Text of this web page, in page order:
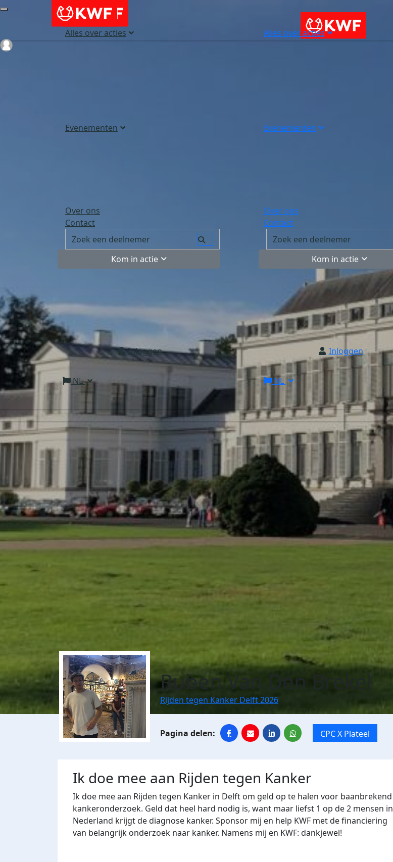
Alles over acties
Evenementen
Over ons
Contact
Kom in actie
Inloggen
NL
Alles over acties
Evenementen
Over ons
Contact
Kom in actie
Inloggen
NL
Ruben Van Den Brekel
Rijden tegen Kanker Delft 2026
CPC X Plateel
Ik doe mee aan Rijden tegen Kanker
Ik doe mee aan Rijden tegen Kanker in Delft om geld op te halen voor baanbrekend
kankeronderzoek. Geld dat heel hard nodig is, want maar liefst 1 op de 2 mensen in
Nederland krijgt de diagnose kanker. Sponsor mij en help KWF met de financiering
van belangrijk onderzoek naar kanker. Namens mij en KWF: dankjewel!